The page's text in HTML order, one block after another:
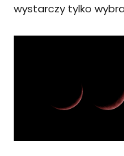
wystarczy tylko